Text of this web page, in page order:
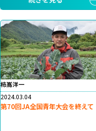
柿嶌洋一
2024.03.04
第70回JA全国青年大会を終えて